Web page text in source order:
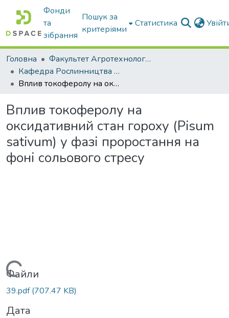
Фонди
та
зібрання
Пошук за
критеріями
Статистика
Головна
Факультет Агротехнологій та екології
Кафедра Рослинництва та садівництва ім. професора В.В. Калитки
Вплив токоферолу на оксидативний стан гороху (Pisum sativum) у фазі проростання на фоні сольового стресу
Вплив токоферолу на
оксидативний стан гороху (Pisum
sativum) у фазі проростання на
фоні сольового стресу
Вантажиться...
Файли
39.pdf(707.47 KB)
Дата